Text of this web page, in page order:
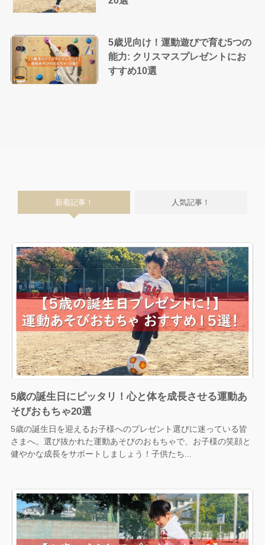
5歳児向け！運動遊びで育む5つの
能力: クリスマスプレゼントにお
すすめ10選
新着記事！ 人気記事！
5歳の誕生日にピッタリ！心と体を成長させる運動あ
そびおもちゃ20選
5歳の誕生日を迎えるお子様へのプレゼント選びに迷っている皆
さまへ。選び抜かれた運動あそびのおもちゃで、お子様の笑顔と
健やかな成長をサポートしましょう！子供たち...